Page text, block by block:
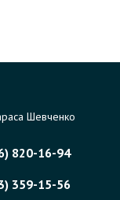
Шевченко
820-16-94
359-15-56